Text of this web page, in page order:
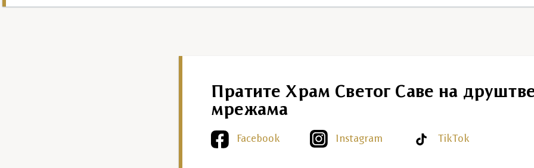
Пратите Храм Светог Саве на
мрежама
Facebook Instagram TikTok